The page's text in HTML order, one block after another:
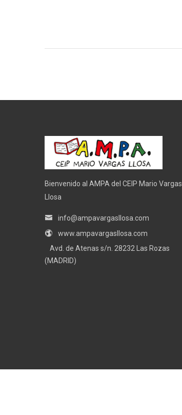
Bienvenido al AMPA del CEIP Mario Vargas
Llosa
info@ampavargasllosa.com
www.ampavargasllosa.com
Avd. de Atenas s/n. 28232 Las Rozas
(MADRID)